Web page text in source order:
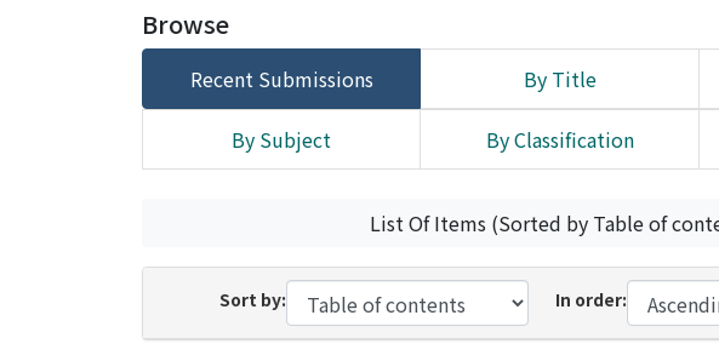
Browse
Recent Submissions By Title
By Subject By Classification
List Of Items (Sorted by Table of
Sort by: In order: